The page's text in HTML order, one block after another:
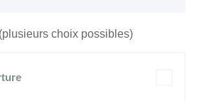
choix possibles)